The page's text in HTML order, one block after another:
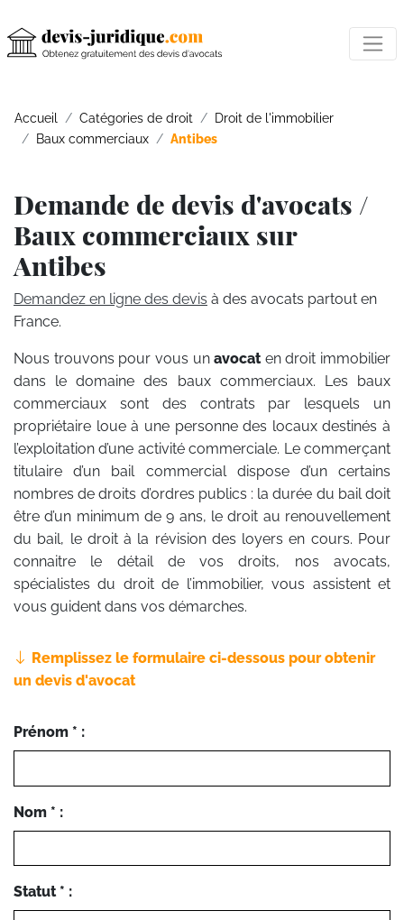
Accueil Catégories de droit
Droit de l'immobilier
Baux commerciaux
Antibes
Demande de devis d'avocats /
Baux commerciaux sur
Antibes
Demandez en ligne des devis à des avocats partout en
France.
Nous trouvons pour vous unavocat en droit immobilier
dans le domaine des baux commerciaux. Les baux
commerciaux sont des contrats par lesquels un
propriétaire loue à une personne des locaux destinés à
l’exploitation d’une activité commerciale. Le commerçant
titulaire d’un bail commercial dispose d’un certains
nombres de droits d’ordres publics : la durée du bail doit
être d’un minimum de 9 ans, le droit au renouvellement
du bail, le droit à la révision des loyers en cours. Pour
connaitre le détail de vos droits, nos avocats,
spécialistes du droit de l’immobilier, vous assistent et
vous guident dans vos démarches.
Remplissez le formulaire ci-dessous pour obtenir
un devis d'avocat
Prénom * :
Nom * :
Statut * :